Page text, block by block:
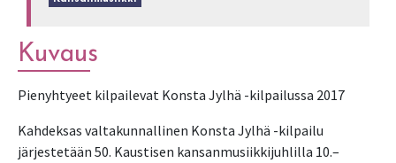
Kuvaus
Pienyhtyeet kilpailevat Konsta Jylhä -kilpailussa 2017
Kahdeksas valtakunnallinen Konsta Jylhä -kilpailu
järjestetään 50. Kaustisen kansanmusiikkijuhlilla 10.–